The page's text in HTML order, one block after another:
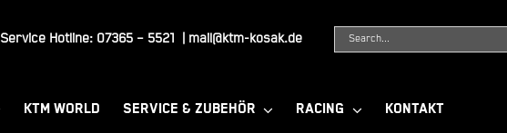
Service Hotline: 07365 – 5521 mail@ktm-kosak.de
Suche
KTM WORLD SERVICE & ZUBEHÖR RACING KONTAKT